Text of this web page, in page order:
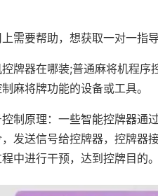
需要帮助，想获取一对一指
牌器在哪装;普通麻将机程
麻将牌功能的设备或工具。
制原理：一些智能控牌器通
发送信号给控牌器，控牌器
中进行干预，达到控牌目的。